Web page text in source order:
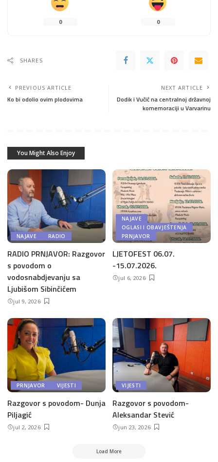
0 0
SHARES
PREVIOUS ARTICLE
Ko bi odolio ovim plodovima
NEXT ARTICLE
Dodik i Vučić na centralnoj državnoj
komemoraciji u Varvarinu
You Might Also Enjoy
NAJAVE RADIO
RADIO PRNJAVOR: Razgovor
s povodom o
vodosnabdjevanju sa
Ljubišom Sibinčićem
jul 9, 2026
NAJAVE
OGLASI I OBAVJEŠTENJA
PRNJAVOR
LJETOFEST 06.07.
-15.07.2026.
jul 6, 2026
PRNJAVOR VIJESTI
Razgovor s povodom- Dunja
Piljagić
jul 2, 2026
VIJESTI
Razgovor s povodom-
Aleksandar Stević
jun 23, 2026
Load More